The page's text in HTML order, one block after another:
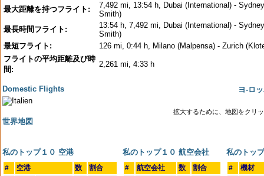
最大距離を持つフライト:
7,492 mi, 13:54 h, Dubai (International) -
Smith)
最長時間フライト:
13:54 h, 7,492 mi, Dubai (International) -
Smith)
最短フライト:
126 mi, 0:44 h, Milano (Malpensa) - Zurich
フライトの平均距離及び時
間:
2,261 mi, 4:33 h
Domestic Flights ヨ-ロ
拡大するために、地図をクリ
世界地図
私のトップ１０ 空港
# 空港 数 割合
私のトップ１０ 航空会社
# 航空会社 数 割合
私のトッ
# 機材